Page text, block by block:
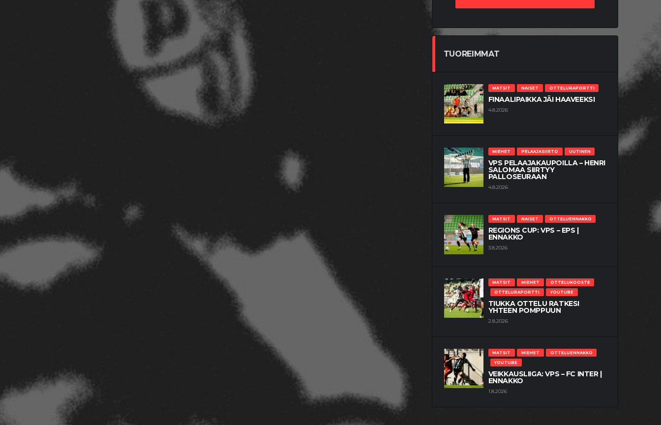
TUOREIMMAT
MATSIT NAISET OTTELURAPORTTI
FINAALIPAIKKA JÄI HAAVEEKSI
4.8.2026
MIEHET PELAAJASIIRTO UUTINEN
VPS PELAAJAKAUPOILLA – HENRI
SALOMAA SIIRTYY
PALLOSEURAAN
4.8.2026
MATSIT NAISET OTTELUENNAKKO
REGIONS CUP: VPS – EPS |
ENNAKKO
3.8.2026
MATSIT MIEHET
OTTELUKOOSTE
OTTELURAPORTTI
YOUTUBE
TIUKKA OTTELU RATKESI
YHTEEN POMPPUUN
2.8.2026
MATSIT MIEHET
OTTELUENNAKKO
YOUTUBE
VEIKKAUSLIIGA: VPS – FC INTER |
ENNAKKO
1.8.2026